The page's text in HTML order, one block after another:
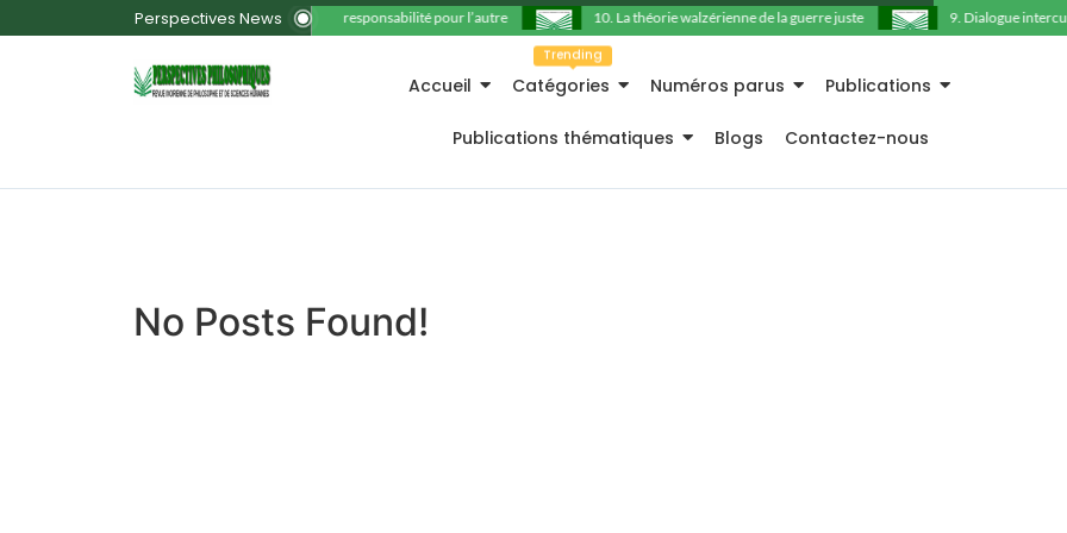
Perspectives News 11. La responsabilité pour l’autre 10. La théorie walzérienne de la guerre juste 9. Dialogue
Accueil Catégories
Trending
Numéros parus Publications
Publications thématiques Blogs Contactez-nous
No Posts Found!